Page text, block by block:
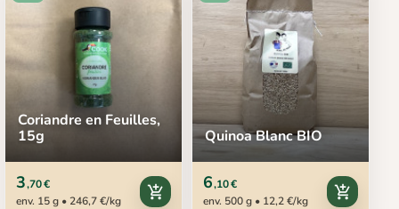
Coriandre en Feuilles,
15g
3,70 €
env. 15 g • 246,7 €/kg
add_shopping_cart
Quinoa Blanc BIO
6,10 €
env. 500 g • 12,2 €/kg
add_shopping_cart